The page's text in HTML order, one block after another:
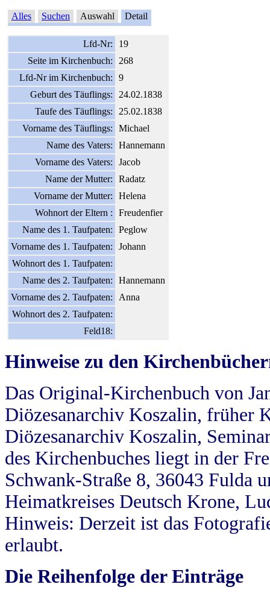
Alles Suchen Auswahl Detail
Lfd-Nr:
19
Seite im Kirchenbuch:
268
Lfd-Nr im Kirchenbuch:
9
Geburt des Täuflings:
24.02.1838
Taufe des Täuflings:
25.02.1838
Vorname des Täuflings:
Michael
Name des Vaters:
Hannemann
Vorname des Vaters:
Jacob
Name der Mutter:
Radatz
Vorname der Mutter:
Helena
Wohnort der Eltern :
Freudenfier
Name des 1. Taufpaten:
Peglow
Vorname des 1. Taufpaten:
Johann
Wohnort des 1. Taufpaten:
Name des 2. Taufpaten:
Hannemann
Vorname des 2. Taufpaten:
Anna
Wohnort des 2. Taufpaten:
Feld18:
Hinweise zu den
Das Original-Kirchenbuch von
Diözesanarchiv Koszalin, früher
Diözesanarchiv Koszalin,
des Kirchenbuches liegt in der
Schwank-Straße 8, 36043 Fulda
Heimatkreises Deutsch Krone,
Hinweis: Derzeit ist das
erlaubt.
Die Reihenfolge der Einträge